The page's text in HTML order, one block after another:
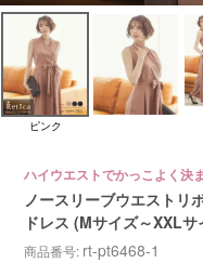
ピンク
ハイウエストでかっこよく決
ノースリーブウエストリ
ドレス (Mサイズ～XXLサ
商品番号 rt-pt6468-1